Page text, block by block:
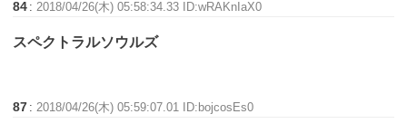
84 : 2018/04/26(木) 05:58:34.33 ID:wRAKnIaX0
スペクトラルソウルズ
87 : 2018/04/26(木) 05:59:07.01 ID:bojcosEs0